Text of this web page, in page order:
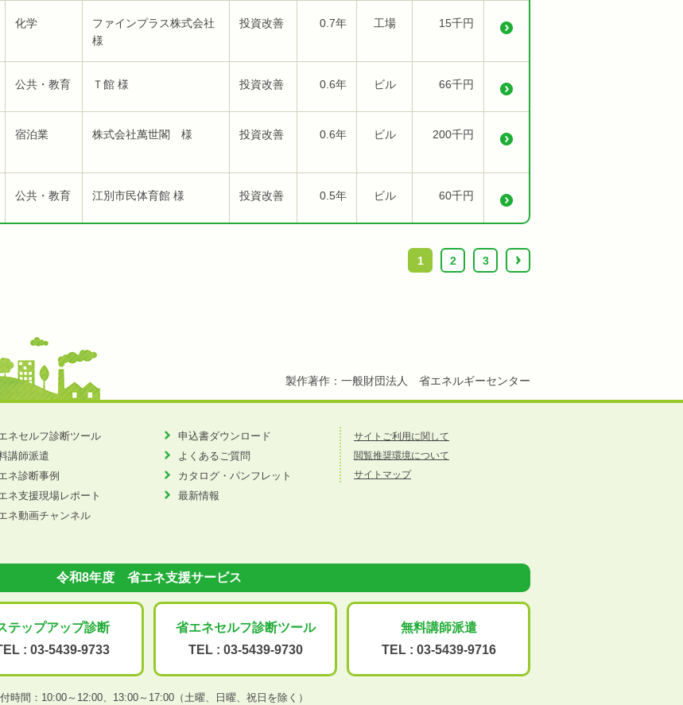
化学
ファインプラス株式会社
様
投資改善 0.7年 工場 15千円
公共・教育 Ｔ館 様 投資改善 0.6年 ビル 66千円
宿泊業 株式会社萬世閣 様 投資改善 0.6年 ビル 200千円
公共・教育 江別市民体育館 様 投資改善 0.5年 ビル 60千円
1 2 3 ›
製作著作：一般財団法人 省エネルギーセンター
ネセルフ診断ツール
講師派遣
ネ診断事例
ネ支援現場レポート
ネ動画チャンネル
申込書ダウンロード
よくあるご質問
カタログ・パンフレット
最新情報
サイトご利用に関して
閲覧推奨環境について
サイトマップ
令和8年度 省エネ支援サービス
テップアップ診断
: 03-5439-9733
省エネセルフ診断ツール
TEL : 03-5439-9730
無料講師派遣
TEL : 03-5439-9716
時間：10:00～12:00、 13:00～17:00（土曜、日曜、祝日を除く）